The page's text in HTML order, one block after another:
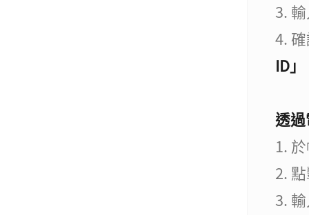
3.
4.
ID」
透
1.
2.
3.